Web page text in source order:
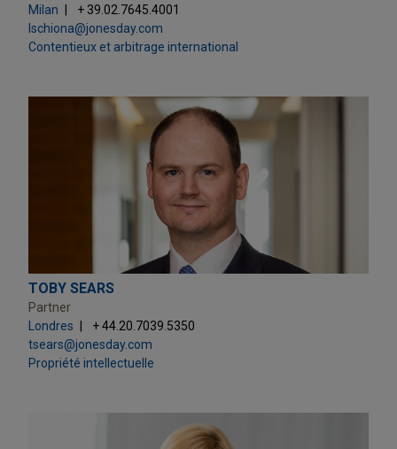
Milan
+ 39.02.7645.4001
lschiona@jonesday.com
Contentieux et arbitrage international
TOBY SEARS
Partner
Londres
+ 44.20.7039.5350
tsears@jonesday.com
Propriété intellectuelle